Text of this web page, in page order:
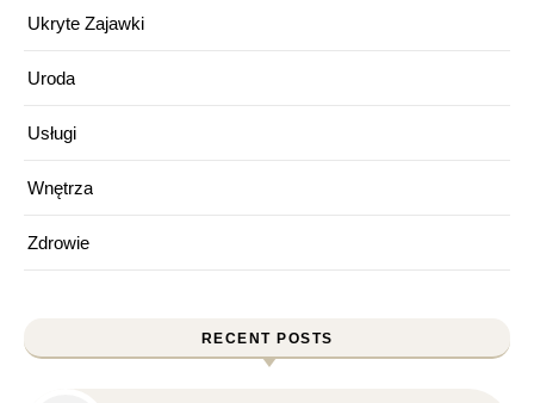
Ukryte Zajawki
Uroda
Usługi
Wnętrza
Zdrowie
RECENT POSTS